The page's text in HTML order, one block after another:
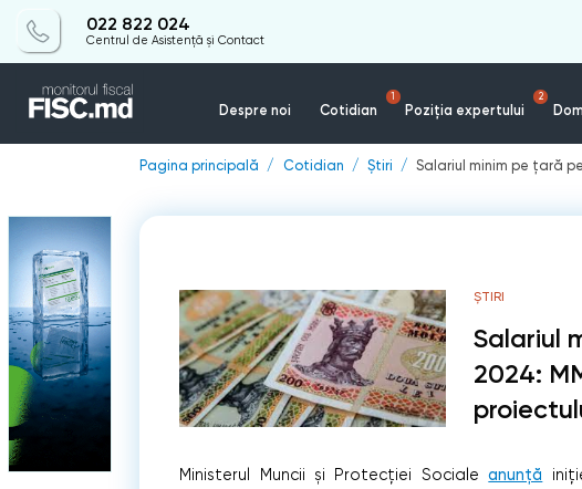
022 822 024
Centrul de Asistență și Contact
Despre noi Cotidian
1
Poziția expertului
2
Pagina principală Cotidian Știri Salariul minim pe țară
ȘTIRI
Salariul
2024:
Ministerul Muncii și Protecției Socialeanunță